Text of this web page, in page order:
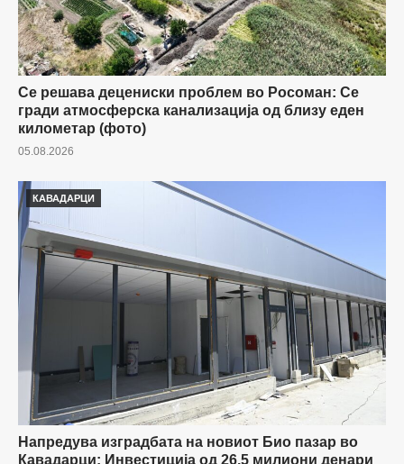
Се решава децениски проблем во Росоман: Се
гради атмосферска канализација од близу еден
километар (фото)
05.08.2026
КАВАДАРЦИ
Напредува изградбата на новиот Био пазар во
Кавадарци: Инвестиција од 26,5 милиони денари